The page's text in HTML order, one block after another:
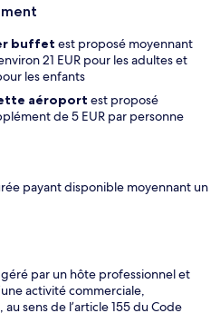
buffet est proposé moyennant
21 EUR pour les adultes et
les enfants
aéroport est proposé
de 5 EUR par personne
payant disponible moyennant un
par un hôte professionnel et
activité commerciale,
sens de l’article 155 du Code